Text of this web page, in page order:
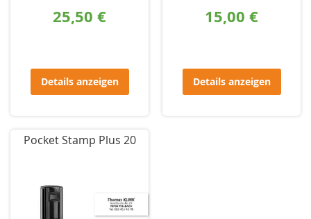
25,50 €
Details anzeigen
15,00 €
Details anzeigen
Pocket Stamp Plus 20